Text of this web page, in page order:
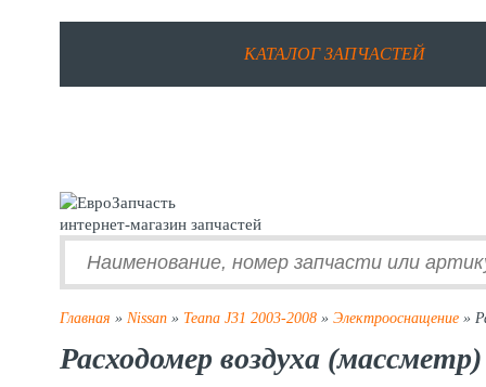
КАТАЛОГ ЗАПЧАСТЕЙ
интернет-магазин запчастей
Главная » Nissan » Teana J31 2003-2008 » Электрооснащение »
Расходомер воздуха